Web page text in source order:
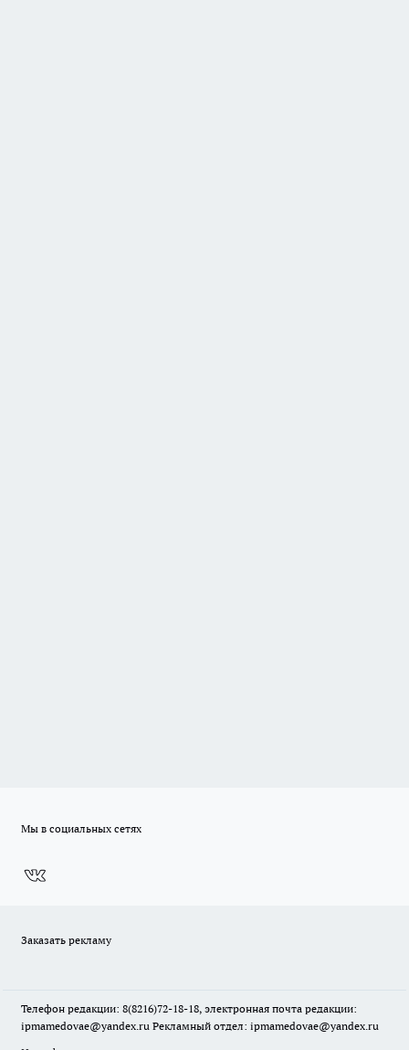
Мы в социальных сетях
Заказать рекламу
Телефон редакции: 8(8216)72-18-18, электронная почта редакции:
ipmamedovae@yandex.ru Рекламный отдел: ipmamedovae@yandex.ru